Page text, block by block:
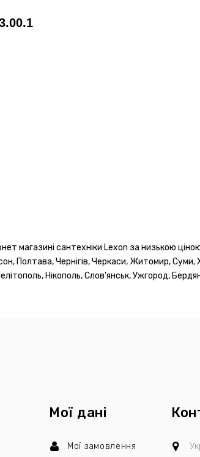
магазині сантехніки Lexon за низькою
Полтава, Чернігів, Черкаси, Житомир, Суми,
Нікополь, Слов'янськ, Ужгород,
Мої дані
Мої замовлення